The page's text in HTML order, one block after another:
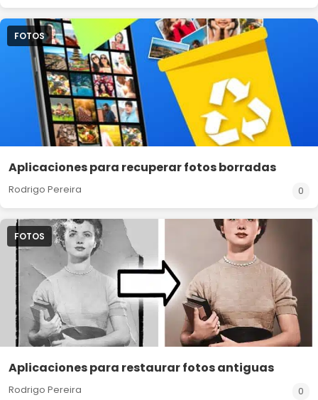
FOTOS
Aplicaciones para recuperar fotos borradas
Rodrigo Pereira 0
FOTOS
Aplicaciones para restaurar fotos antiguas
Rodrigo Pereira 0